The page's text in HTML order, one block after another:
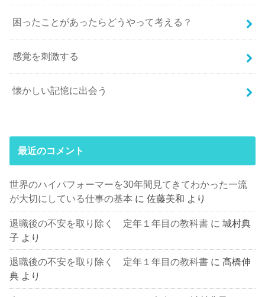
困ったことがあったらどうやって考える？
感覚を刺激する
懐かしい記憶に出会う
最近のコメント
世界のハイパフォーマーを30年間見てきてわかった一流
が大切にしている仕事の基本 に佐藤美和 より
退職後の不安を取り除く 定年１年目の教科書 に城村典
子 より
退職後の不安を取り除く 定年１年目の教科書 に髙橋伸
典 より